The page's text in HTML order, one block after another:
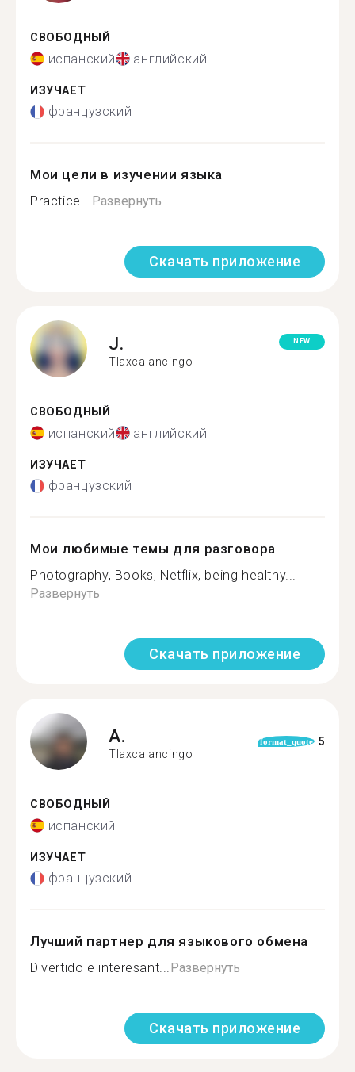
СВОБОДНЫЙ
испанский английский
ИЗУЧАЕТ
французский
Мои цели в изучении языка
Practice...Развернуть
Скачать приложение
J.
Tlaxcalancingo
NEW
СВОБОДНЫЙ
испанский английский
ИЗУЧАЕТ
французский
Мои любимые темы для разговора
Photography, Books, Netflix, being healthy...
Развернуть
Скачать приложение
A.
Tlaxcalancingo
format_quote 5
СВОБОДНЫЙ
испанский
ИЗУЧАЕТ
французский
Лучший партнер для языкового обмена
Divertido e interesant...Развернуть
Скачать приложение